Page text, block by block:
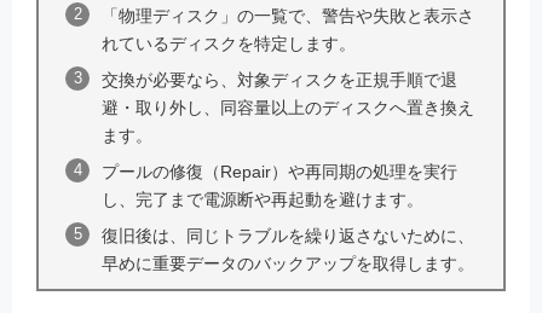
「物理ディスク」の一覧で、警告や失敗と表示さ
れているディスクを特定します。
交換が必要なら、対象ディスクを正規手順で退
避・取り外し、同容量以上のディスクへ置き換え
ます。
プールの修復（Repair）や再同期の処理を実行
し、完了まで電源断や再起動を避けます。
復旧後は、同じトラブルを繰り返さないために、
早めに重要データのバックアップを取得します。